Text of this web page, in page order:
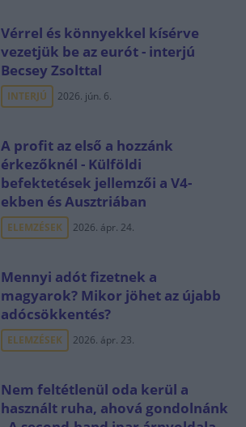
Vérrel és könnyekkel kísérve
vezetjük be az eurót - interjú
Becsey Zsolttal
INTERJÚ 2026. jún. 6.
A profit az első a hozzánk
érkezőknél - Külföldi
befektetések jellemzői a V4-
ekben és Ausztriában
ELEMZÉSEK 2026. ápr. 24.
Mennyi adót fizetnek a
magyarok? Mikor jöhet az újabb
adócsökkentés?
ELEMZÉSEK 2026. ápr. 23.
Nem feltétlenül oda kerül a
használt ruha, ahová gondolnánk